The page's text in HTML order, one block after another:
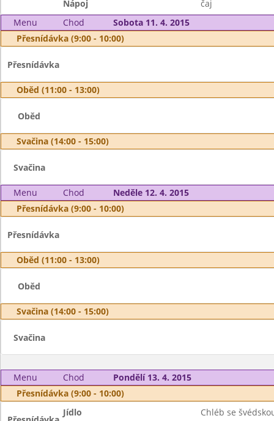
Nápoj
čaj
Menu
Chod
Sobota 11. 4. 2015
Přesnídávka (9:00 - 10:00)
Přesnídávka
Oběd (11:00 - 13:00)
Oběd
Svačina (14:00 - 15:00)
Svačina
Menu Chod
Neděle 12. 4. 2015
Přesnídávka (9:00 - 10:00)
Přesnídávka
Oběd (11:00 - 13:00)
Oběd
Svačina (14:00 - 15:00)
Svačina
Menu Chod
Pondělí 13. 4. 2015
Přesnídávka (9:00 - 10:00)
Jídlo
Chléb se